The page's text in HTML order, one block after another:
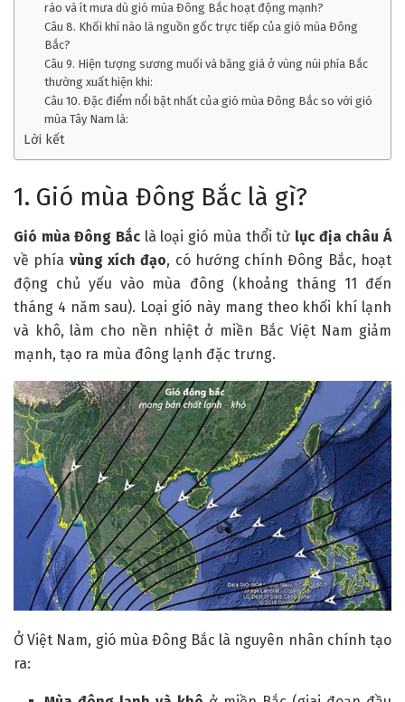
ráo và ít mưa dù gió mùa Đông Bắc hoạt động mạnh?
Câu 8. Khối khí nào là nguồn gốc trực tiếp của gió mùa Đông
Bắc?
Câu 9. Hiện tượng sương muối và băng giá ở vùng núi phía Bắc
thường xuất hiện khi:
Câu 10. Đặc điểm nổi bật nhất của gió mùa Đông Bắc so với gió
mùa Tây Nam là:
Lời kết
1. Gió mùa Đông Bắc là gì?
Gió mùa Đông Bắc là loại gió mùa thổi từ lục địa châu Á
về phía vùng xích đạo, có hướng chính Đông Bắc, hoạt
động chủ yếu vào mùa đông (khoảng tháng 11 đến
tháng 4 năm sau). Loại gió này mang theo khối khí lạnh
và khô, làm cho nền nhiệt ở miền Bắc Việt Nam giảm
mạnh, tạo ra mùa đông lạnh đặc trưng.
Ở Việt Nam, gió mùa Đông Bắc là nguyên nhân chính tạo
ra: